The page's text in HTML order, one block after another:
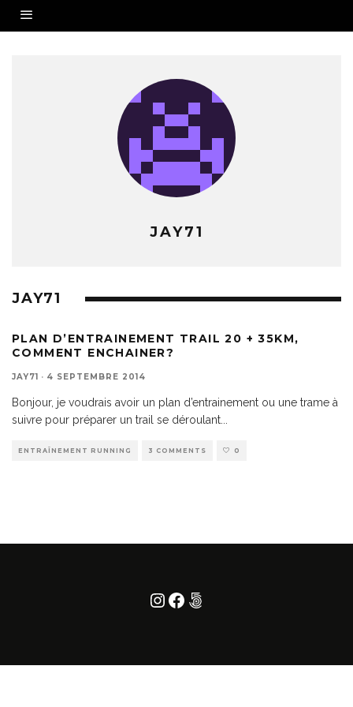
JAY71
JAY71
PLAN D’ENTRAINEMENT TRAIL 20 + 35KM,
COMMENT ENCHAINER?
JAY71 · 4 SEPTEMBRE 2014
Bonjour, je voudrais avoir un plan d’entrainement ou une trame à
suivre pour préparer un trail se déroulant
ENTRAÎNEMENT RUNNING 3 COMMENTS 0
Instagram
Facebook
500px